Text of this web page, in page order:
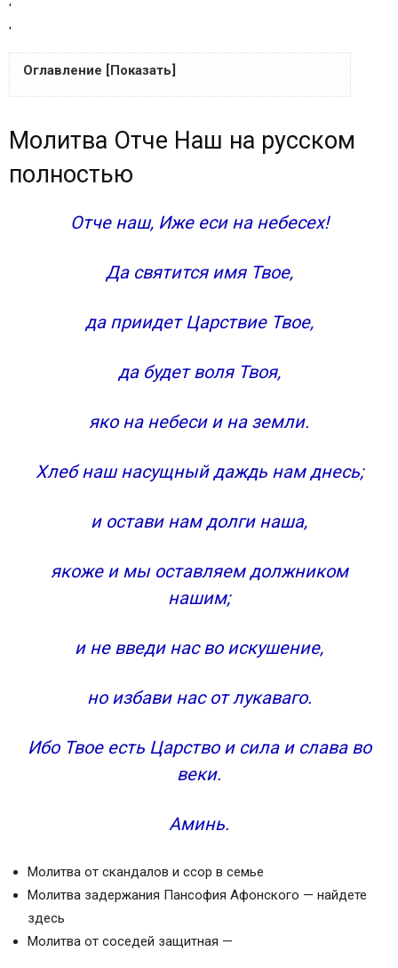
'
'
Оглавление [Показать]
Слушать молитву Отче наш на русском
Молитва Господня «Отче наш»
Православная молитва «Отче наш»
митрополита Вениамина (Федченкова)
языке с комментариями
Текст молитвы господней
Толкование Молитвы «Отче наш»
1-ое Призывание
3-е Прошение
5-ое Прошение
Славословие
Комментарии посетителей сайта
Православные молитвы ☦
Молитва Господня (краткий вариант)
Отче наш (молитва) — читать текст на русском
Молитва Отче Наш на русском полностью
Слушать молитву Отче наш на русском
11 комментариев
Молитва Отче Наш на русском
полностью
Отче наш, Иже еси на небесех!
Да святится имя Твое,
да приидет Царствие Твое,
да будет воля Твоя,
яко на небеси и на земли.
Хлеб наш насущный даждь нам днесь;
и остави нам долги наша,
якоже и мы оставляем должником
нашим;
и не введи нас во искушение,
но избави нас от лукаваго.
Ибо Твое есть Царство и сила и слава во
веки.
Аминь.
Молитва от скандалов и ссор в семье
Молитва задержания Пансофия Афонского — найдете
здесь
Молитва от соседей защитная —